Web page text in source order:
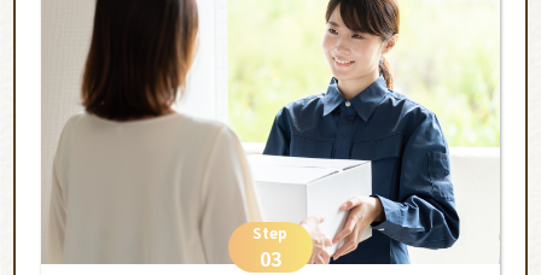
Step
03